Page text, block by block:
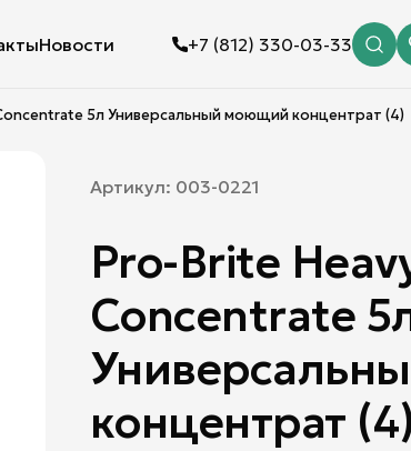
Новости +7 (812) 330-03-33
5л Универсальный моющий концентрат (4)
Артикул: 003-0221
Pro-Brite
Concentrate
концентрат (4)